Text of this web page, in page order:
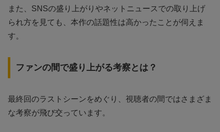
また、SNSの盛り上がりやネットニュースでの取り上げ
られ方を見ても、本作の話題性は高かったことが伺えま
す。
ファンの間で盛り上がる考察とは？
最終回のラストシーンをめぐり、視聴者の間ではさまざま
な考察が飛び交っています。